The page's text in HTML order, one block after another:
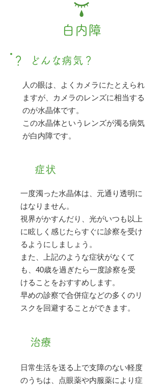
白内障
？ どんな病気？
人の眼は、よくカメラにたとえられ
ますが、カメラのレンズに相当する
のが水晶体です。
この水晶体というレンズが濁る病気
が白内障です。
症状
一度濁った水晶体は、元通り透明に
はなりません。
視界がかすんだり、光がいつも以上
に眩しく感じたらすぐに診察を受け
るようにしましょう。
また、上記のような症状がなくて
も、40歳を過ぎたら一度診察を受
けることをおすすめします。
早めの診察で合併症などの多くのリ
スクを回避することができます。
治療
日常生活を送る上で支障のない軽度
のうちは、点眼薬や内服薬により症